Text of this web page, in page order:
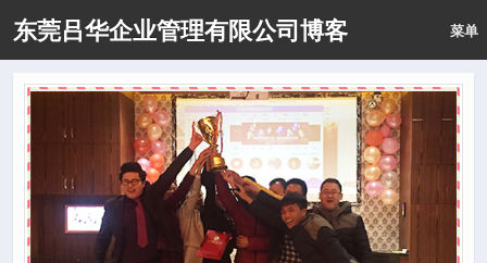
东莞吕华企业管理有限公司博客 菜单